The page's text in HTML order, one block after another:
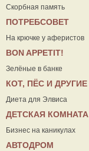
Скорбная память
ПОТРЕБСОВЕТ
На крючке у аферистов
ВON APPETIT!
Зелёные в банке
КОТ, ПЁС И ДРУГИЕ
Диета для Элвиса
ДЕТСКАЯ КОМНАТА
Бизнес на каникулах
АВТОДРОМ